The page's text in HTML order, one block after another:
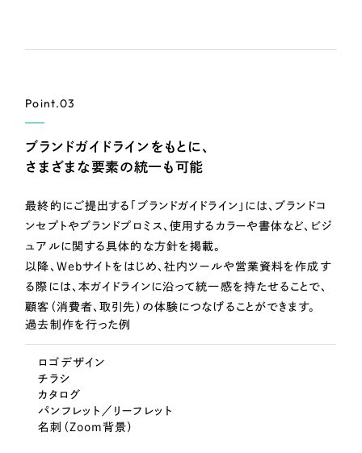
Point.03
ブランドガイドラインをもとに、
さまざまな要素の統一も可能
最終的にご提出する「ブランドガイドライン」には、ブランドコ
ンセプトやブランドプロミス、使用するカラーや書体など、ビジ
ュアルに関する具体的な方針を掲載。
以降、Webサイトをはじめ、社内ツールや営業資料を作成す
る際には、本ガイドラインに沿って統一感を持たせることで、
顧客（消費者、取引先）の体験につなげることができます。
過去制作を行った例
ロゴデザイン
チラシ
カタログ
パンフレット／リーフレット
名刺（Zoom背景）